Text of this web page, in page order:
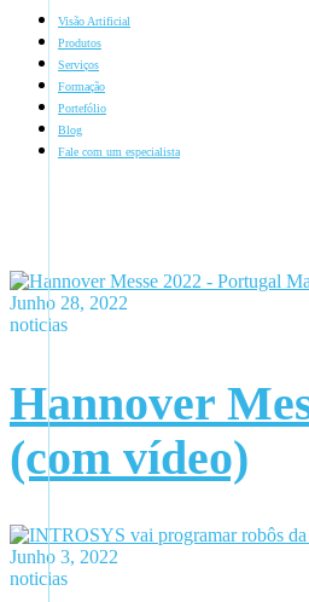
Visão Artificial
Produtos
Serviços
Formação
Portefólio
Blog
Fale com um especialista
Junho 28, 2022
noticias
Hannover
(com vídeo)
Junho 3, 2022
noticias